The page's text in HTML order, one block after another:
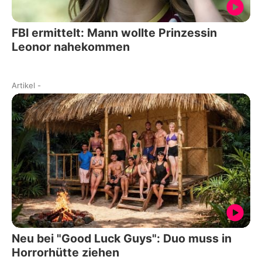
FBI ermittelt: Mann wollte Prinzessin
Leonor nahekommen
Artikel -
Neu bei "Good Luck Guys": Duo muss in
Horrorhütte ziehen